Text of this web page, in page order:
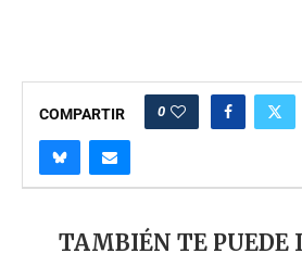
COMPARTIR 0
TAMBIÉN TE PUEDE